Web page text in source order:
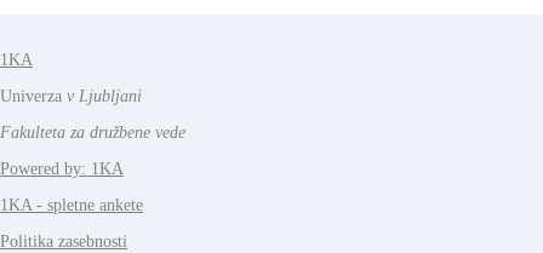
1KA
Univerza v Ljubljani
Fakulteta za družbene vede
Powered by: 1KA
1KA - spletne ankete
Politika zasebnosti